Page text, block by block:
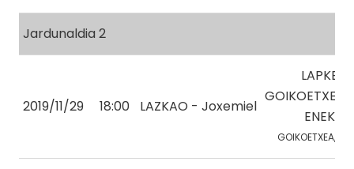
Jardunaldia 2
2019/11/29 18:00 LAZKAO - Joxemiel
LAPKE-
GOIKOETXEA
ENEKO
GOIKOETXEA, E.